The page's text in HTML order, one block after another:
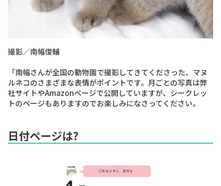
撮影／南幅俊輔
「南幅さんが全国の動物園で撮影してきてくださった、マヌ
ルネコのさまざまな表情がポイントです。月ごとの写真は弊
社サイトやAmazonページで公開していますが、シークレッ
トのページもありますのでお楽しみになさってください。
日付ページは?